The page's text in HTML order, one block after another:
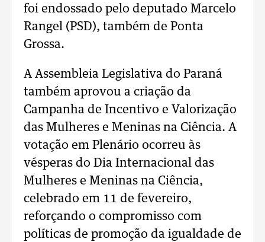
foi endossado pelo deputado Marcelo
Rangel (PSD), também de Ponta
Grossa.
A Assembleia Legislativa do Paraná
também aprovou a criação da
Campanha de Incentivo e Valorização
das Mulheres e Meninas na Ciência. A
votação em Plenário ocorreu às
vésperas do Dia Internacional das
Mulheres e Meninas na Ciência,
celebrado em 11 de fevereiro,
reforçando o compromisso com
políticas de promoção da igualdade de